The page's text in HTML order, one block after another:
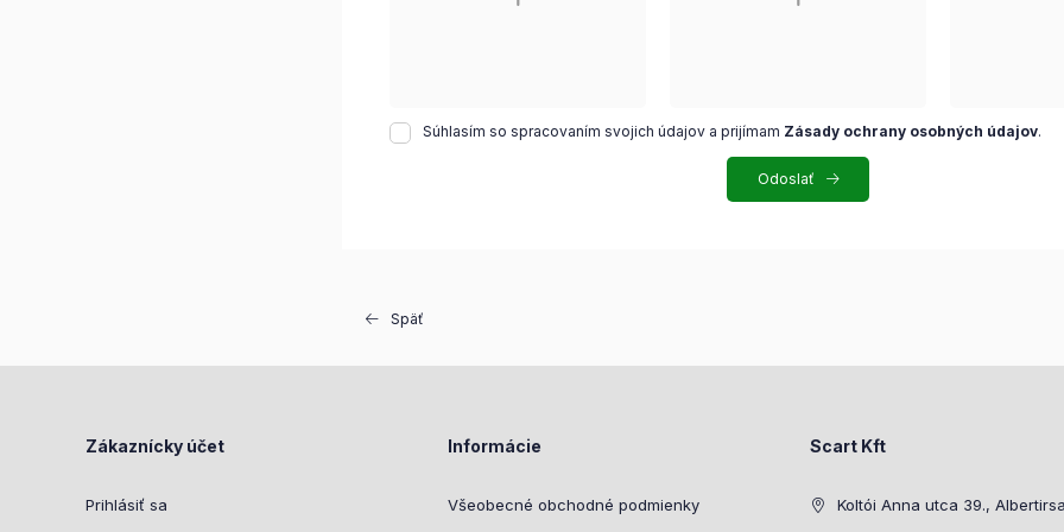
Súhlasím so spracovaním svojich údajov a prijímam Zásady ochrany osobných údajov.
Odoslať
Späť
Zákaznícky účet
Prihlásiť sa
Informácie
Všeobecné obchodné podmienky
Scart Kft
Koltói Anna utca 39.,